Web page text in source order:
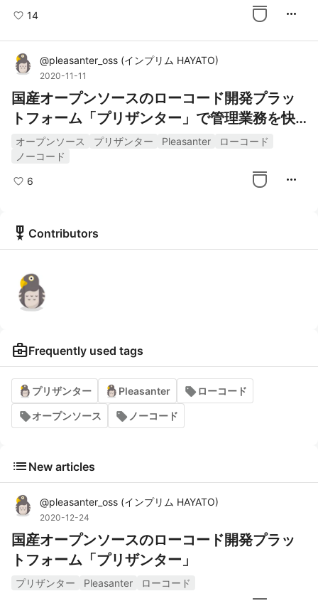
14 more_horiz
@pleasanter_oss (インプリム HAYATO)
2020-11-11
国産オープンソースのローコード開発プラッ
トフォーム「プリザンター」で管理業務を快
適に
オープンソース プリザンター Pleasanter
ローコード
ノーコード
6 more_horiz
military_tech Contributors
business_centerFrequently used tags
プリザンター Pleasanter ローコード
オープンソース ノーコード
list New articles
@pleasanter_oss (インプリム HAYATO)
2020-12-24
国産オープンソースのローコード開発プラッ
トフォーム「プリザンター」
プリザンター Pleasanter ローコード